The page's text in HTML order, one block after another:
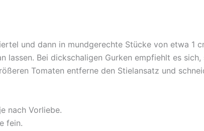
und dann in mundgerechte Stücke von etwa 1
Bei dickschaligen Gurken empfiehlt es sich,
Tomaten entferne den Stielansatz und
nach Vorliebe.
fein.